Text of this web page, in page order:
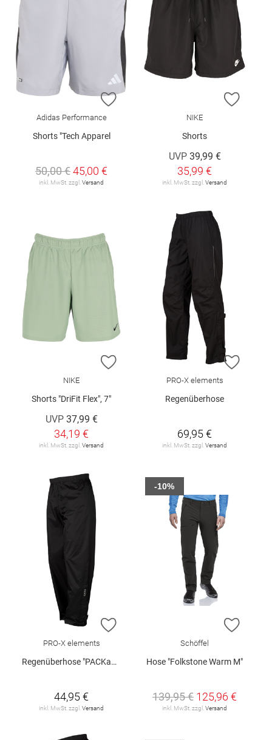
ZUR WUNSCHLISTE HINZUFÜGEN
Adidas Performance
Shorts "Tech Apparel
50,00 €45,00 €
inkl. MwSt. zzgl.Versand
ZUR
NIKE
Shorts
UVP 39,99 €
35,99 €
inkl. MwSt. zzgl.Versand
ZUR WUNSCHLISTE HINZUFÜGEN
NIKE
Shorts "DriFit Flex", 7"
UVP 37,99 €
34,19 €
inkl. MwSt. zzgl. Versand
ZUR
PRO-X elements
Regenüberhose
69,95 €
inkl. MwSt. zzgl. Versand
ZUR WUNSCHLISTE HINZUFÜGEN
PRO-X elements
Regenüberhose "PACKable"
44,95 €
inkl. MwSt. zzgl. Versand
ZUR
Schöffel
Hose "Folkstone Warm M"
139,95 € 125,96 €
inkl. MwSt. zzgl. Versand
-10%